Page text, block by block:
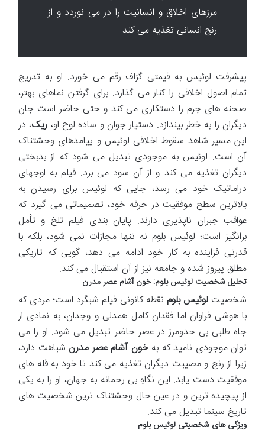
مرزهای اخلاق و انسانیت را در می نوردد و از
رنج انسانی تغذیه می کند.
پیشرفت لوئیس به قیمتی گزاف رقم می خورد. او به تدریج
تمام اصول اخلاقی را کنار می گذارد. برای گرفتن نماهای بهتر،
صحنه های جرم را دستکاری می کند و حتی حاضر است جان
دیگران را به خطر بیندازد. دستیار جوان و ساده لوح او، ریک، در
این مسیر شاهد سقوط اخلاقی لوئیس و پیامدهای وحشتناک
آن است. لوئیس به موجودی تبدیل می شود که از بدبختی
دیگران تغذیه می کند و از آن سود می برد. فیلم به اوجهای
دراماتیک خود می رسد، جایی که لوئیس برای رسیدن به
بالاترین سطح موفقیت در حرفه خود، تصمیماتی می گیرد که
عواقب جبران ناپذیری دارند. پایان بندی فیلم تلخ و تأمل
برانگیز است؛ لوئیس بلوم نه تنها مجازات نمی شود، بلکه با
قدرتی فزاینده به کار خود ادامه می دهد، گویی که تاریکی
مطلق پیروز شده و جامعه نیز از آن استقبال می کند.
تحلیل شخصیت لوئیس بلوم: خون آشام عصر مدرن
شخصیتلوئیس بلوم نقطه کانونی فیلم شبگرد است؛ مردی که
با هوشی فراوان اما فقدان کامل همدلی و وجدان، به نمادی از
جاه طلبی بی حدومرز در عصر حاضر تبدیل می شود. او را می
توان موجودی نامید که بهخون آشام عصر مدرن شباهت دارد،
زیرا از رنج و مصیبت دیگران تغذیه می کند تا خود به قله های
موفقیت دست یابد. این نگاهِ بی رحمانه به جهان، او را به یکی
از پیچیده ترین و در عین حال وحشتناک ترین شخصیت های
تاریخ سینما تبدیل می کند.
ویژگی های شخصیتی لوئیس بلوم